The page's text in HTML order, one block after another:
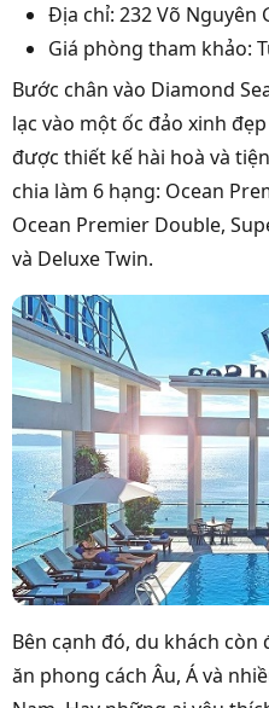
Địa chỉ: 232 Võ Nguyên
Giá phòng tham khảo:
Bước chân vào Diamond
lạc vào một ốc đảo xinh
được thiết kế hài hoà và
chia làm 6 hạng: Ocean
Ocean Premier Double,
và Deluxe Twin.
Bên cạnh đó, du khách
ăn phong cách Âu, Á và